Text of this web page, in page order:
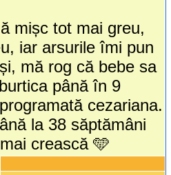
mișc tot mai greu,
iar arsurile îmi pun
mă rog că bebe sa
până în 9
cezariana.
la 38 săptămâni
crească 🩵